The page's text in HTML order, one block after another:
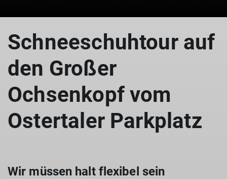
Schneeschuhtour auf
den Großer
Ochsenkopf vom
Ostertaler Parkplatz
Wir müssen halt flexibel sein